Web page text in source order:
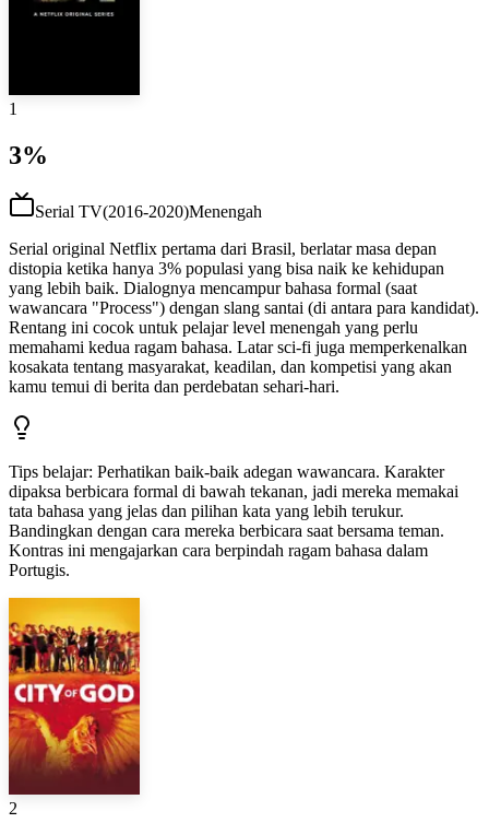
1
3%
Serial TV(2016-2020)Menengah
Serial original Netflix pertama dari Brasil, berlatar masa depan
distopia ketika hanya 3% populasi yang bisa naik ke kehidupan
yang lebih baik. Dialognya mencampur bahasa formal (saat
wawancara "Process") dengan slang santai (di antara para kandidat).
Rentang ini cocok untuk pelajar level menengah yang perlu
memahami kedua ragam bahasa. Latar sci-fi juga memperkenalkan
kosakata tentang masyarakat, keadilan, dan kompetisi yang akan
kamu temui di berita dan perdebatan sehari-hari.
Tips belajar: Perhatikan baik-baik adegan wawancara. Karakter
dipaksa berbicara formal di bawah tekanan, jadi mereka memakai
tata bahasa yang jelas dan pilihan kata yang lebih terukur.
Bandingkan dengan cara mereka berbicara saat bersama teman.
Kontras ini mengajarkan cara berpindah ragam bahasa dalam
Portugis.
2